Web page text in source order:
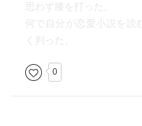
思わず膝を打った。
何で自分が恋愛小説を読
く判った。
0